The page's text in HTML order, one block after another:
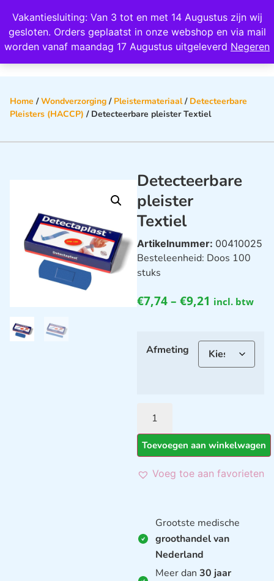
Vakantiesluiting: Van 3 tot en met 14 Augustus zijn wij
gesloten. Orders geplaatst in onze webshop en via mail
worden vanaf maandag 17 Augustus uitgeleverd Negeren
Wij scoren een 4,8 op Google
Home /Wondverzorging / Pleistermateriaal/ Detecteerbare
Pleisters (HACCP) / Detecteerbare pleister Textiel
Detecteerbare
pleister
Textiel
Artikelnummer: 00410025
Besteleenheid: Doos 100
stuks
€7,74– €9,21 incl. btw
Afmeting
Toevoegen aan winkelwagen
Voeg toe aan favorieten
Grootste medische
groothandel van
Nederland
Meer dan 30 jaar